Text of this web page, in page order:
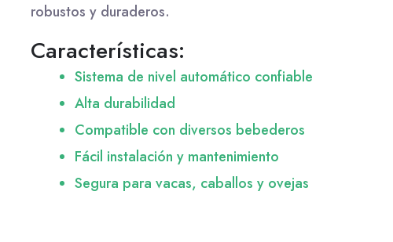
robustos y duraderos.
Características:
Sistema de nivel automático confiable
Alta durabilidad
Compatible con diversos bebederos
Fácil instalación y mantenimiento
Segura para vacas, caballos y ovejas